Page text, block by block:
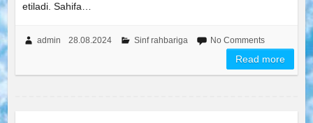
etiladi. Sahifa…
admin 28.08.2024 Sinf rahbariga No Comments
Read more